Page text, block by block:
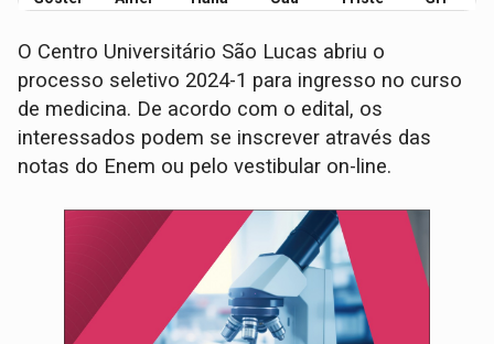
O Centro Universitário São Lucas abriu o
processo seletivo 2024-1 para ingresso no curso
de medicina. De acordo com o edital, os
interessados podem se inscrever através das
notas do Enem ou pelo vestibular on-line.